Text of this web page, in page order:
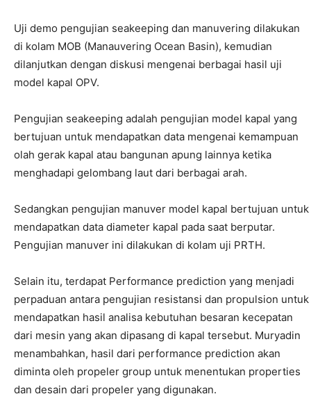
Uji demo pengujian seakeeping dan manuvering dilakukan
di kolam MOB (Manauvering Ocean Basin), kemudian
dilanjutkan dengan diskusi mengenai berbagai hasil uji
model kapal OPV.
Pengujian seakeeping adalah pengujian model kapal yang
bertujuan untuk mendapatkan data mengenai kemampuan
olah gerak kapal atau bangunan apung lainnya ketika
menghadapi gelombang laut dari berbagai arah.
Sedangkan pengujian manuver model kapal bertujuan untuk
mendapatkan data diameter kapal pada saat berputar.
Pengujian manuver ini dilakukan di kolam uji PRTH.
Selain itu, terdapat Performance prediction yang menjadi
perpaduan antara pengujian resistansi dan propulsion untuk
mendapatkan hasil analisa kebutuhan besaran kecepatan
dari mesin yang akan dipasang di kapal tersebut. Muryadin
menambahkan, hasil dari performance prediction akan
diminta oleh propeler group untuk menentukan properties
dan desain dari propeler yang digunakan.